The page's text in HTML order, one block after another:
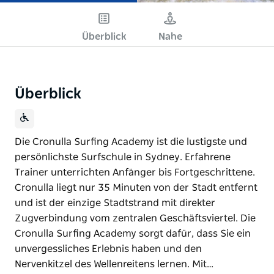
Überblick Nahe
Überblick
Die Cronulla Surfing Academy ist die lustigste und
persönlichste Surfschule in Sydney. Erfahrene
Trainer unterrichten Anfänger bis Fortgeschrittene.
Cronulla liegt nur 35 Minuten von der Stadt entfernt
und ist der einzige Stadtstrand mit direkter
Zugverbindung vom zentralen Geschäftsviertel. Die
Cronulla Surfing Academy sorgt dafür, dass Sie ein
unvergessliches Erlebnis haben und den
Nervenkitzel des Wellenreitens lernen. Mit…